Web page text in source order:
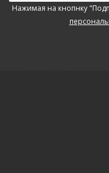
Нажимая на кнопнку